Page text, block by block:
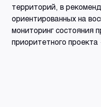
территорий, в
ориентированных на
мониторинг состояния
приоритетного